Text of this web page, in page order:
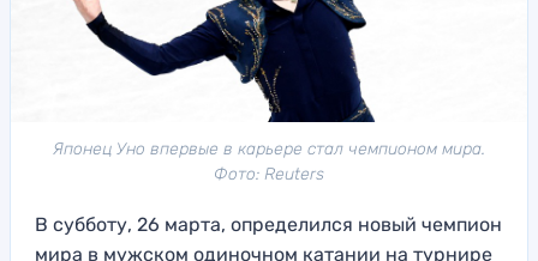
Японец Уно впервые в карьере стал чемпионом мира.
Фото: Reuters
В субботу, 26 марта, определился новый чемпион
мира в мужском одиночном катании на турнире